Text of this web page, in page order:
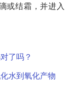
或结霜，并进入
了吗？
水到氧化产物